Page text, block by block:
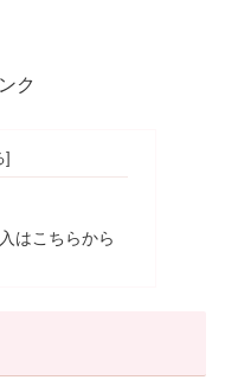
ク
はこちらから